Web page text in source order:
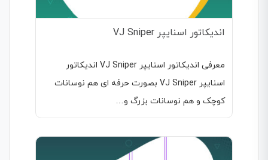
اندیکاتور اسنایپر VJ Sniper
معرفی اندیکاتور اسنایپر VJ Sniper اندیکاتور
اسنایپر VJ Sniper بصورت حرفه ای هم نوسانات
کوچک و هم نوسانات بزرگ و…